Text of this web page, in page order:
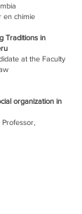
en chimie
Traditions in
at the Faculty
organization in